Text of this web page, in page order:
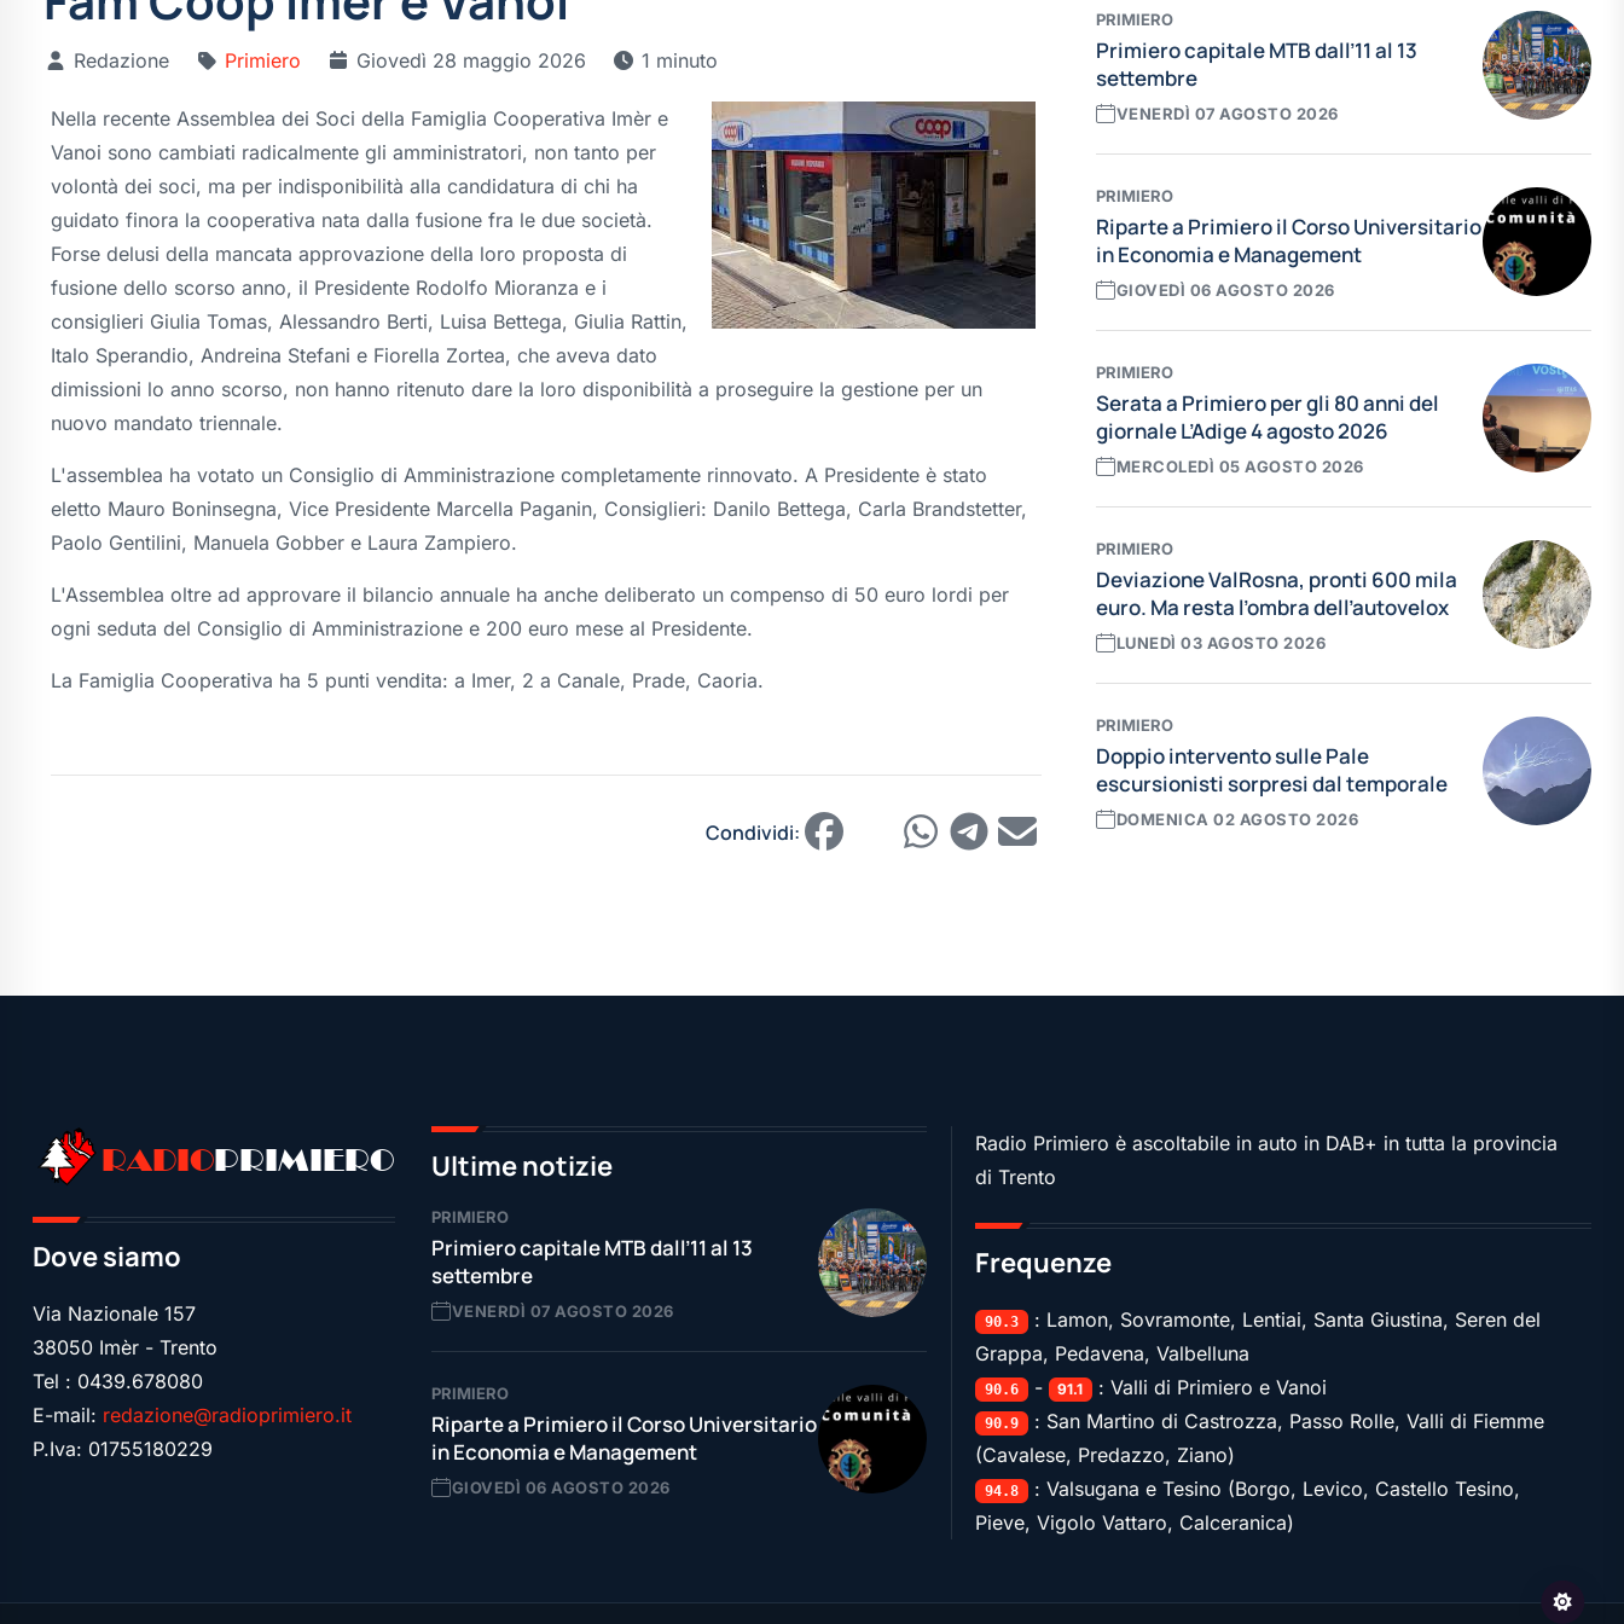
Redazione Primiero Giovedì 28 maggio 2026 1 minuto
Nella recente Assemblea dei Soci della Famiglia Cooperativa Imèr e
Vanoi sono cambiati radicalmente gli amministratori, non tanto per
volontà dei soci, ma per indisponibilità alla candidatura di chi ha
guidato finora la cooperativa nata dalla fusione fra le due società.
Forse delusi della mancata approvazione della loro proposta di
fusione dello scorso anno, il Presidente Rodolfo Mioranza e i
consiglieri Giulia Tomas, Alessandro Berti, Luisa Bettega, Giulia Rattin,
Italo Sperandio, Andreina Stefani e Fiorella Zortea, che aveva dato
dimissioni lo anno scorso, non hanno ritenuto dare la loro disponibilità a proseguire la gestione per un
nuovo mandato triennale.
L'assemblea ha votato un Consiglio di Amministrazione completamente rinnovato. A Presidente è stato
eletto Mauro Boninsegna, Vice Presidente Marcella Paganin, Consiglieri: Danilo Bettega, Carla Brandstetter,
Paolo Gentilini, Manuela Gobber e Laura Zampiero.
L'Assemblea oltre ad approvare il bilancio annuale ha anche deliberato un compenso di 50 euro lordi per
ogni seduta del Consiglio di Amministrazione e 200 euro mese al Presidente.
La Famiglia Cooperativa ha 5 punti vendita: a Imer, 2 a Canale, Prade, Caoria.
Condividi:
PRIMIERO
Primiero capitale MTB dall’11 al 13
settembre
VENERDÌ 07 AGOSTO 2026
PRIMIERO
Riparte a Primiero il Corso Universitario
in Economia e Management
GIOVEDÌ 06 AGOSTO 2026
PRIMIERO
Serata a Primiero per gli 80 anni del
giornale L’Adige 4 agosto 2026
MERCOLEDÌ 05 AGOSTO 2026
PRIMIERO
Deviazione ValRosna, pronti 600 mila
euro. Ma resta l’ombra dell’autovelox
LUNEDÌ 03 AGOSTO 2026
PRIMIERO
Doppio intervento sulle Pale
escursionisti sorpresi dal temporale
DOMENICA 02 AGOSTO 2026
RADIOPRIMIERO
Dove siamo
Via Nazionale 157
38050 Imèr - Trento
Tel : 0439.678080
E-mail: redazione@radioprimiero.it
P.Iva: 01755180229
Ultime notizie
PRIMIERO
Primiero capitale MTB dall’11 al 13
settembre
VENERDÌ 07 AGOSTO 2026
PRIMIERO
Riparte a Primiero il Corso Universitario
in Economia e Management
GIOVEDÌ 06 AGOSTO 2026
Radio Primiero è ascoltabile in auto in DAB+ in tutta la provincia
di Trento
Frequenze
90.3 : Lamon, Sovramonte, Lentiai, Santa Giustina, Seren del
Grappa, Pedavena, Valbelluna
90.6 - 91.1 : Valli di Primiero e Vanoi
90.9 : San Martino di Castrozza, Passo Rolle, Valli di Fiemme
(Cavalese, Predazzo, Ziano)
94.8 : Valsugana e Tesino (Borgo, Levico, Castello Tesino,
Pieve, Vigolo Vattaro, Calceranica)